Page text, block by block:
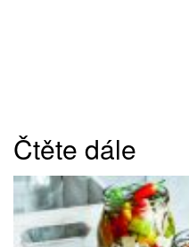
Čtěte dále